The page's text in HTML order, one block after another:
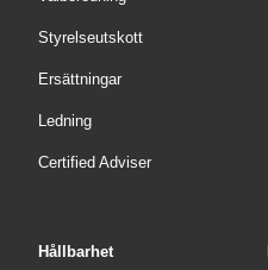
Styrelseutskott
Ersättningar
Ledning
Certified Adviser
Hållbarhet